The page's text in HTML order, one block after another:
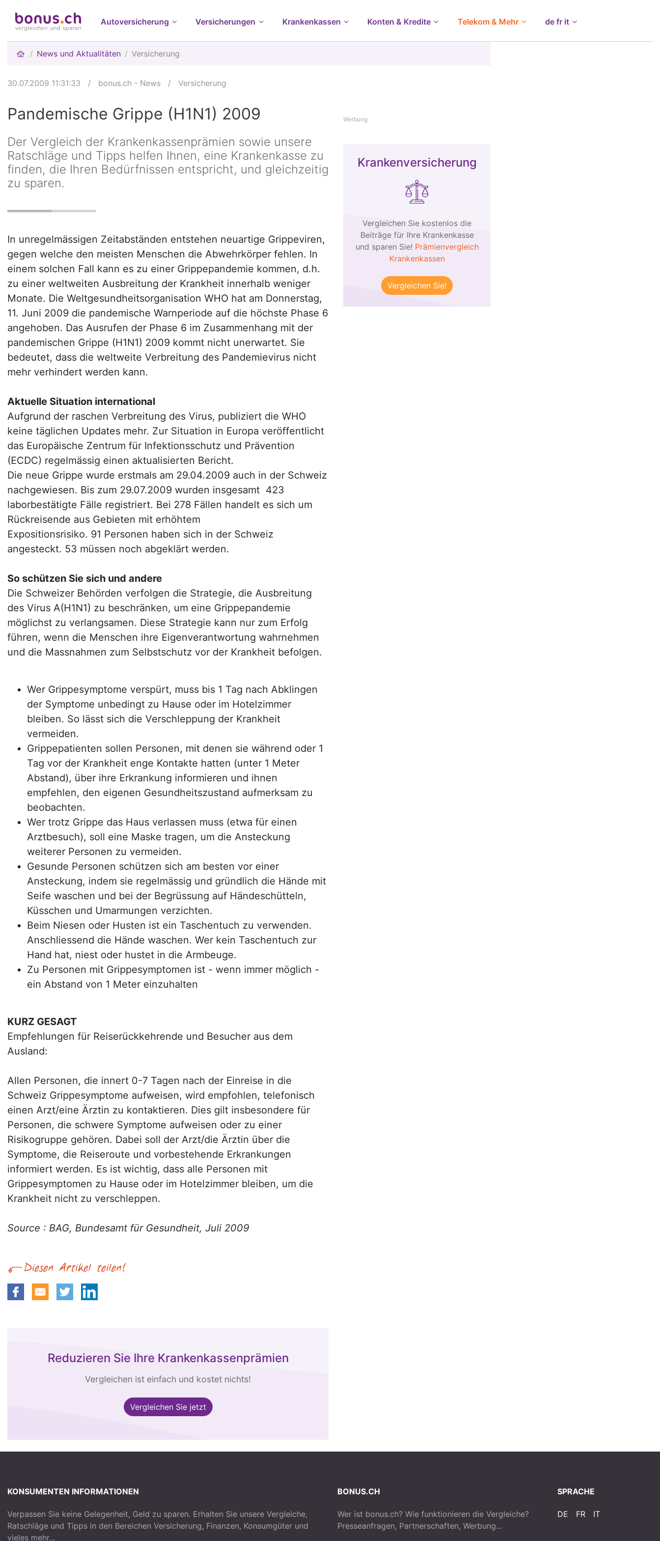
Autoversicherung Versicherungen Krankenkassen Konten & Kredite Telekom & Mehr de fr it
News und Aktualitäten Versicherung
30.07.2009 11:31:33 / bonus.ch - News / Versicherung
Pandemische Grippe (H1N1) 2009
Der Vergleich der Krankenkassenprämien sowie unsere
Ratschläge und Tipps helfen Ihnen, eine Krankenkasse zu
finden, die Ihren Bedürfnissen entspricht, und gleichzeitig
zu sparen.
In unregelmässigen Zeitabständen entstehen neuartige Grippeviren,
gegen welche den meisten Menschen die Abwehrkörper fehlen. In
einem solchen Fall kann es zu einer Grippepandemie kommen, d.h.
zu einer weltweiten Ausbreitung der Krankheit innerhalb weniger
Monate. Die Weltgesundheitsorganisation WHO hat am Donnerstag,
11. Juni 2009 die pandemische Warnperiode auf die höchste Phase 6
angehoben. Das Ausrufen der Phase 6 im Zusammenhang mit der
pandemischen Grippe (H1N1) 2009 kommt nicht unerwartet. Sie
bedeutet, dass die weltweite Verbreitung des Pandemievirus nicht
mehr verhindert werden kann.
Aktuelle Situation international
Aufgrund der raschen Verbreitung des Virus, publiziert die WHO
keine täglichen Updates mehr. Zur Situation in Europa veröffentlicht
das Europäische Zentrum für Infektionsschutz und Prävention
(ECDC) regelmässig einen aktualisierten Bericht.
Die neue Grippe wurde erstmals am 29.04.2009 auch in der Schweiz
nachgewiesen. Bis zum 29.07.2009 wurden insgesamt 423
laborbestätigte Fälle registriert. Bei 278 Fällen handelt es sich um
Rückreisende aus Gebieten mit erhöhtem
Expositionsrisiko. 91 Personen haben sich in der Schweiz
angesteckt. 53 müssen noch abgeklärt werden.
So schützen Sie sich und andere
Die Schweizer Behörden verfolgen die Strategie, die Ausbreitung
des Virus A(H1N1) zu beschränken, um eine Grippepandemie
möglichst zu verlangsamen. Diese Strategie kann nur zum Erfolg
führen, wenn die Menschen ihre Eigenverantwortung wahrnehmen
und die Massnahmen zum Selbstschutz vor der Krankheit befolgen.
Wer Grippesymptome verspürt, muss bis 1 Tag nach Abklingen
der Symptome unbedingt zu Hause oder im Hotelzimmer
bleiben. So lässt sich die Verschleppung der Krankheit
vermeiden.
Grippepatienten sollen Personen, mit denen sie während oder 1
Tag vor der Krankheit enge Kontakte hatten (unter 1 Meter
Abstand), über ihre Erkrankung informieren und ihnen
empfehlen, den eigenen Gesundheitszustand aufmerksam zu
beobachten.
Wer trotz Grippe das Haus verlassen muss (etwa für einen
Arztbesuch), soll eine Maske tragen, um die Ansteckung
weiterer Personen zu vermeiden.
Gesunde Personen schützen sich am besten vor einer
Ansteckung, indem sie regelmässig und gründlich die Hände mit
Seife waschen und bei der Begrüssung auf Händeschütteln,
Küsschen und Umarmungen verzichten.
Beim Niesen oder Husten ist ein Taschentuch zu verwenden.
Anschliessend die Hände waschen. Wer kein Taschentuch zur
Hand hat, niest oder hustet in die Armbeuge.
Zu Personen mit Grippesymptomen ist - wenn immer möglich -
ein Abstand von 1 Meter einzuhalten
KURZ GESAGT
Empfehlungen für Reiserückkehrende und Besucher aus dem
Ausland:
Allen Personen, die innert 0-7 Tagen nach der Einreise in die
Schweiz Grippesymptome aufweisen, wird empfohlen, telefonisch
einen Arzt/eine Ärztin zu kontaktieren. Dies gilt insbesondere für
Personen, die schwere Symptome aufweisen oder zu einer
Risikogruppe gehören. Dabei soll der Arzt/die Ärztin über die
Symptome, die Reiseroute und vorbestehende Erkrankungen
informiert werden. Es ist wichtig, dass alle Personen mit
Grippesymptomen zu Hause oder im Hotelzimmer bleiben, um die
Krankheit nicht zu verschleppen.
Source : BAG, Bundesamt für Gesundheit, Juli 2009
Reduzieren Sie Ihre Krankenkassenprämien
Vergleichen ist einfach und kostet nichts!
Vergleichen Sie jetzt
Werbung
Krankenversicherung
Vergleichen Sie kostenlos die
Beiträge für Ihre Krankenkasse
und sparen Sie! Prämienvergleich
Krankenkassen
Vergleichen Sie!
KONSUMENTEN INFORMATIONEN
Verpassen Sie keine Gelegenheit, Geld zu sparen. Erhalten Sie unsere Vergleiche,
Ratschläge und Tipps in den Bereichen Versicherung, Finanzen, Konsumgüter und
vieles mehr...
BONUS.CH
Wer ist bonus.ch? Wie funktionieren die Vergleiche?
Presseanfragen, Partnerschaften, Werbung...
SPRACHE
DE FR IT